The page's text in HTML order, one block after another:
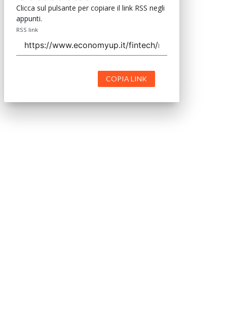
Clicca sul pulsante per copiare il link RSS negli
appunti.
RSS link
COPIA LINK